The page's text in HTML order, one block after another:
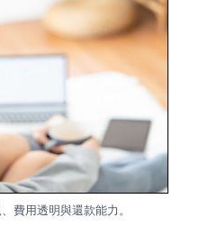
費用透明與還款能力。